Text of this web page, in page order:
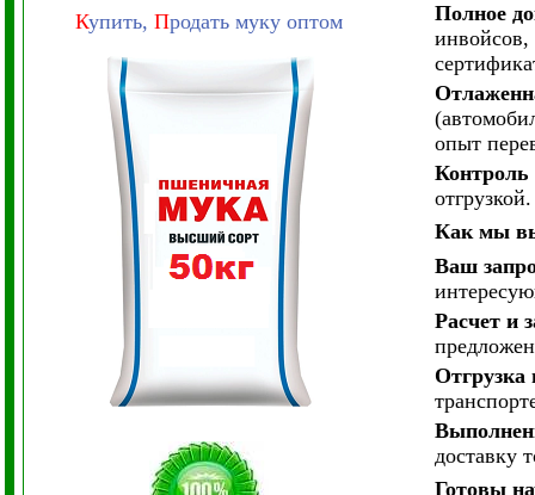
Купить, Продать муку оптом
Полное
инвойсов,
опыт
Контроль
Как мы
Ваш
Расчет и
Отгрузка
доставку
Готовы